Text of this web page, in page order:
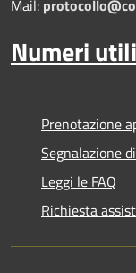
Mail:
Numeri utili
Prenotazione
Segnalazione
Leggi le FAQ
Richiesta